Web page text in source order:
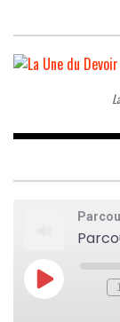
Play
Episode